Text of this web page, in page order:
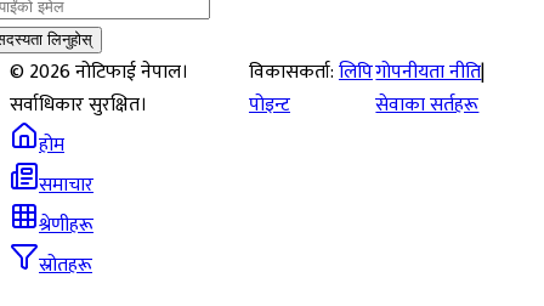
लिनुहोस्
©2026नोटिफाई नेपाल।
सर्वाधिकार सुरक्षित।
विकासकर्ता:लिपि
पोइन्ट
गोपनीयता नीति|
सेवाका सर्तहरू
होम
समाचार
श्रेणीहरू
स्रोतहरू